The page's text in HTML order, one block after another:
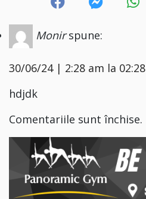
Monir spune:
30/06/24 | 2:28 am la 02:28
hdjdk
Comentariile sunt închise.